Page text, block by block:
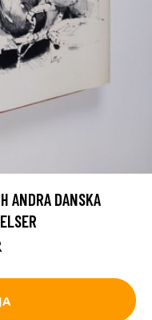
ANDRA DANSKA